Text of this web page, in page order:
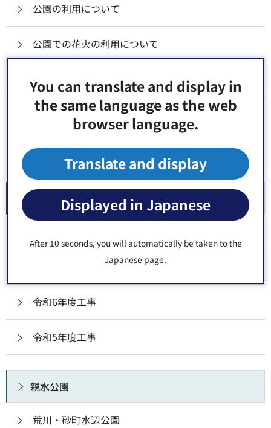
You can translate and display in
the same language as the web
browser language.
Translate and display
Displayed in Japanese
After 10 seconds, you will automatically be taken to the
Japanese page.
公園の利用について
公園での花火の利用について
犬(ペット）と散歩ができる公園や散歩道
水辺と緑の事務所について
公衆便所について
工事現場
令和6年度工事
令和5年度工事
親水公園
荒川・砂町水辺公園